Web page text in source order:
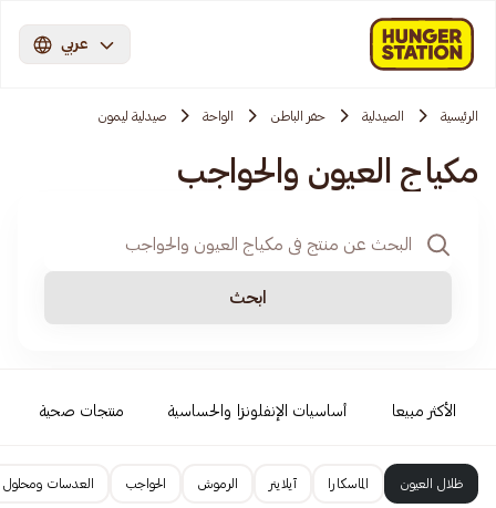
عربي
الرئيسية الصيدلية حفر الباطن الواحة صيدلية ليمون
مكياج العيون والحواجب
ابحث
الأكثر مبيعا أساسيات الإنفلونزا والحساسية منتجات صحية
ظلال العيون الماسكارا آيلاينر الرموش الحواجب العدسات